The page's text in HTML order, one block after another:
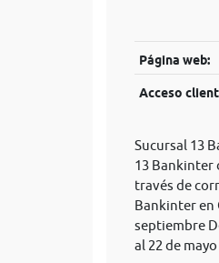
Página web:
Acceso
Sucursal 13
13 Bankinter
través de
Bankinter en
septiembre
al 22 de